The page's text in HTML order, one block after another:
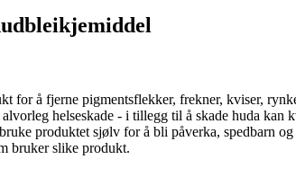
for å fjerne pigmentsflekker, frekner, kviser,
helseskade - i tillegg til å skade huda kan
produktet sjølv for å bli påverka, spedbarn
bruker slike produkt.